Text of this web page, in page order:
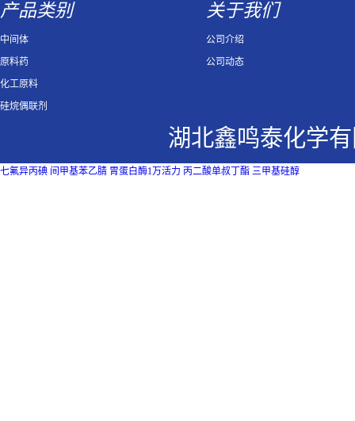
产品类别
中间体
原料药
化工原料
硅烷偶联剂
关于我们
公司介绍
公司动态
湖北鑫鸣泰化学
七氟异丙碘 间甲基苯乙腈 胃蛋白酶1万活力 丙二酸单叔丁酯 三甲基硅醇